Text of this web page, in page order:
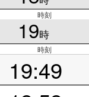
時刻
19時
時刻
19:49